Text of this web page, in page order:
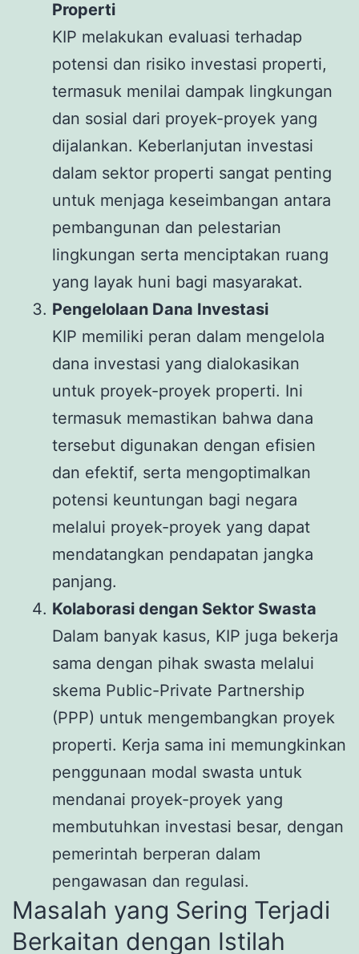
Properti
KIP melakukan evaluasi terhadap
potensi dan risiko investasi properti,
termasuk menilai dampak lingkungan
dan sosial dari proyek-proyek yang
dijalankan. Keberlanjutan investasi
dalam sektor properti sangat penting
untuk menjaga keseimbangan antara
pembangunan dan pelestarian
lingkungan serta menciptakan ruang
yang layak huni bagi masyarakat.
Pengelolaan Dana Investasi
KIP memiliki peran dalam mengelola
dana investasi yang dialokasikan
untuk proyek-proyek properti. Ini
termasuk memastikan bahwa dana
tersebut digunakan dengan efisien
dan efektif, serta mengoptimalkan
potensi keuntungan bagi negara
melalui proyek-proyek yang dapat
mendatangkan pendapatan jangka
panjang.
Kolaborasi dengan Sektor Swasta
Dalam banyak kasus, KIP juga bekerja
sama dengan pihak swasta melalui
skema Public-Private Partnership
(PPP) untuk mengembangkan proyek
properti. Kerja sama ini memungkinkan
penggunaan modal swasta untuk
mendanai proyek-proyek yang
membutuhkan investasi besar, dengan
pemerintah berperan dalam
pengawasan dan regulasi.
Masalah yang Sering Terjadi
Berkaitan dengan Istilah